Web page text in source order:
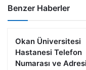
Benzer Haberler
Okan Üniversitesi
Hastanesi Telefon
Numarası ve Adresi